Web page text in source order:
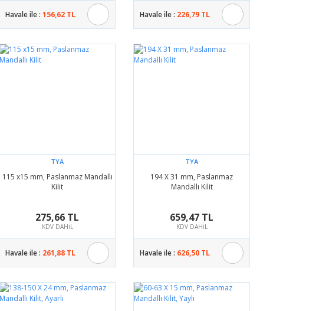
Havale ile : 156,62 TL Havale ile : 226,79 TL
TYA
115 x15 mm, Paslanmaz Mandallı
Kilit
275,66 TL
KDV DAHİL
Havale ile : 261,88 TL
TYA
194 X 31 mm, Paslanmaz
Mandallı Kilit
659,47 TL
KDV DAHİL
Havale ile : 626,50 TL